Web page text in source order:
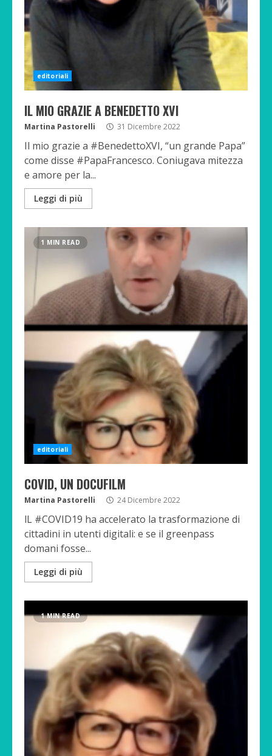
editoriali
IL MIO GRAZIE A BENEDETTO XVI
Martina Pastorelli 31 Dicembre 2022
Il mio grazie a #BenedettoXVI, “un grande Papa”
come disse #PapaFrancesco. Coniugava mitezza
e amore per la...
Leggi di più
1 MIN READ
editoriali
COVID, UN DOCUFILM
Martina Pastorelli 24 Dicembre 2022
lL #COVID19 ha accelerato la trasformazione di
cittadini in utenti digitali: e se il greenpass
domani fosse...
Leggi di più
1 MIN READ